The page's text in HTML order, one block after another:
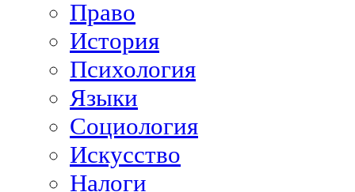
Право
История
Психология
Языки
Социология
Искусство
Налоги